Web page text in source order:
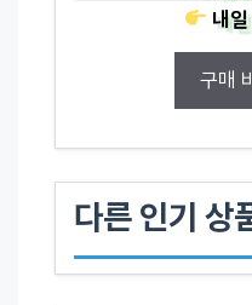
내일
구매
다른 인기 상